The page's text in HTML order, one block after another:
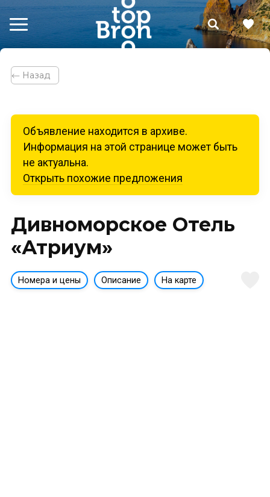
⃪ Назад
Объявление находится в архиве.
Информация на этой странице может быть
не актуальна.
Открыть похожие предложения
Дивноморское Отель
«Атриум»
Номера и цены Описание На карте